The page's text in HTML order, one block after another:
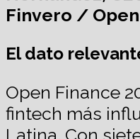
Finvero /
El dato
Open Finance
fintech más